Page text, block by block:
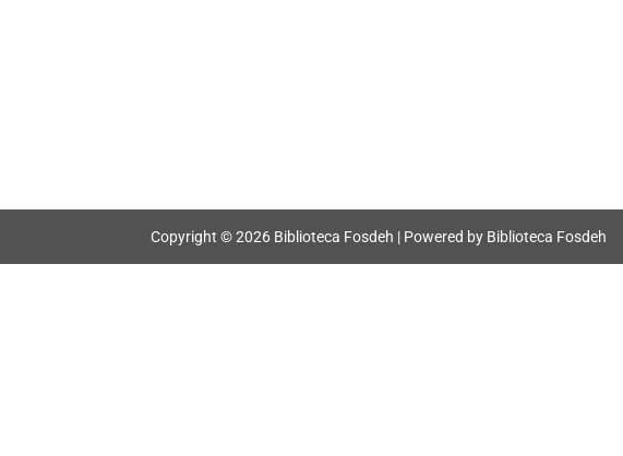
Copyright © 2026 Biblioteca Fosdeh | Powered by Biblioteca Fosdeh